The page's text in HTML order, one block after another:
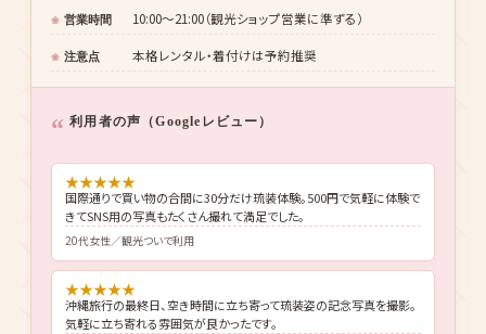
営業時間 10:00〜21:00（観光ショップ営業に準ずる）
注意点 本格レンタル・着付けは予約推奨
利用者の声（Googleレビュー）
★★★★★
国際通りで買い物の合間に30分だけ琉装体験。500円で気軽に体験で
きてSNS用の写真もたくさん撮れて満足でした。
20代女性／観光ついで利用
★★★★★
沖縄旅行の最終日、空き時間に立ち寄って琉装姿の記念写真を撮影。
気軽に立ち寄れる雰囲気が良かったです。